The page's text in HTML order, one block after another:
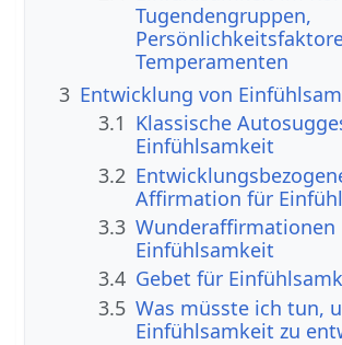
Tugendengruppen,
Temperamenten
3 Entwicklung von
3.1 Klassische
Einfühlsamkeit
3.2
Affirmation für
3.3 Wunderaffirmationen
Einfühlsamkeit
3.4 Gebet für
3.5 Was müsste ich tun,
Einfühlsamkeit zu